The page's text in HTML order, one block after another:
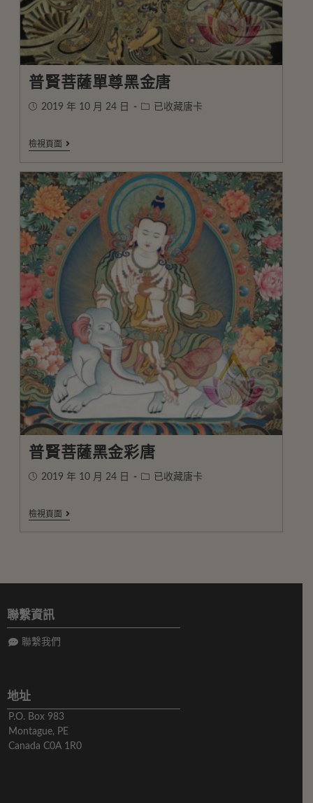
普賢菩薩單尊黑金唐
2019 年 10 月 24 日 已收藏唐卡
檢視頁面
普賢菩薩黑金彩唐
2019 年 10 月 24 日 已收藏唐卡
檢視頁面
聯繫資訊
聯繫我們
地址
P.O. Box 983
Montague, PE
Canada C0A 1R0